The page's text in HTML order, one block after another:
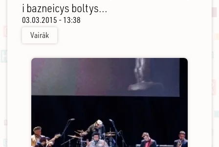
i bazneicys boltys...
03.03.2015 - 13:38
Vairāk